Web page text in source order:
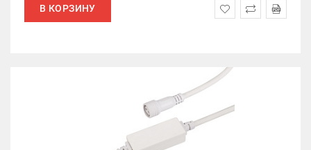
В КОРЗИНУ